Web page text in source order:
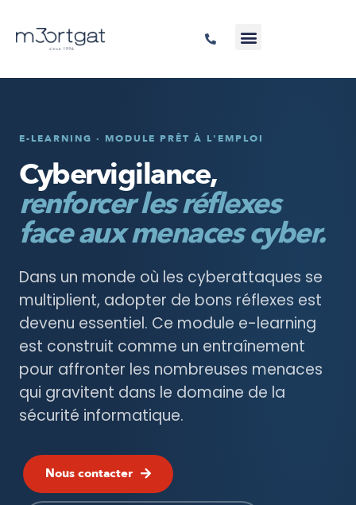
E-LEARNING · MODULE PRÊT À L'EMPLOI
Cybervigilance,
renforcer les réflexes
face aux menaces cyber.
Dans un monde où les cyberattaques se
multiplient, adopter de bons réflexes est
devenu essentiel. Ce module e-learning
est construit comme un entraînement
pour affronter les nombreuses menaces
qui gravitent dans le domaine de la
sécurité informatique.
Nous contacter